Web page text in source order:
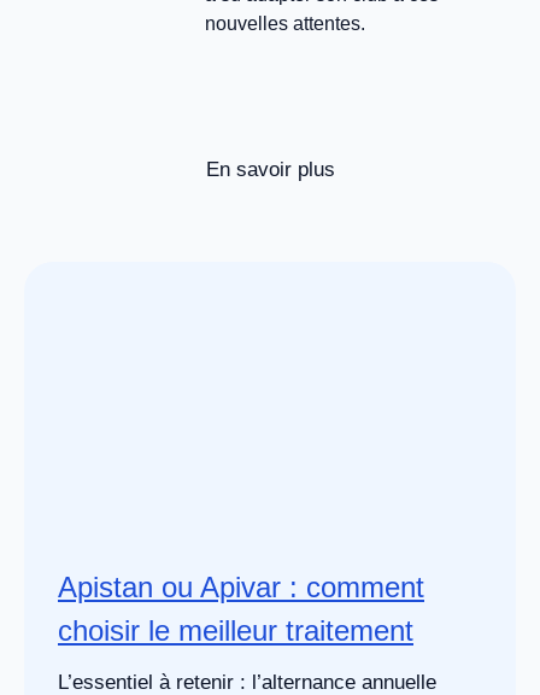
nouvelles attentes.
En savoir plus
Apistan ou Apivar : comment
choisir le meilleur traitement
L’essentiel à retenir : l’alternance annuelle